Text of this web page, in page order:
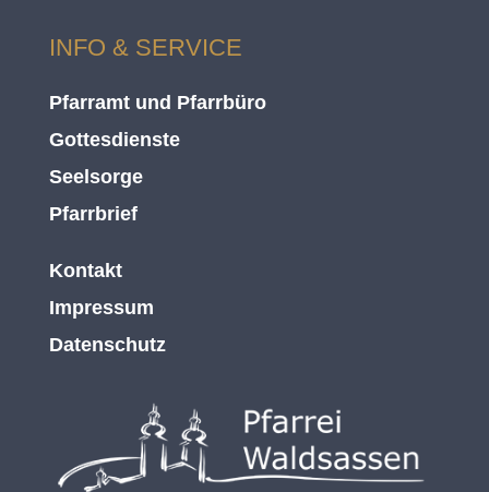
INFO & SERVICE
Pfarramt und Pfarrbüro
Gottesdienste
Seelsorge
Pfarrbrief
Kontakt
Impressum
Datenschutz